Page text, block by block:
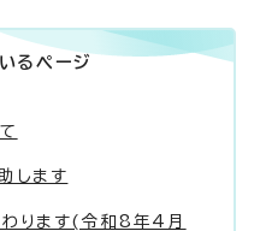
るページ
します
ります(令和8年4月